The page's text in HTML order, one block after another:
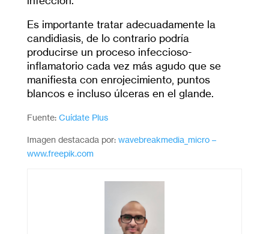
Es importante tratar adecuadamente la
candidiasis, de lo contrario podría
producirse un proceso infeccioso-
inflamatorio cada vez más agudo que se
manifiesta con enrojecimiento, puntos
blancos e incluso úlceras en el glande.
Fuente: Cuídate Plus
Imagen destacada por: wavebreakmedia_micro –
www.freepik.com